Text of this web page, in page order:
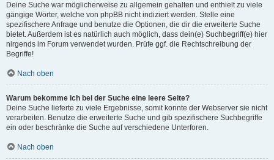
Deine Suche war möglicherweise zu allgemein gehalten und enthielt zu viele
gängige Wörter, welche von phpBB nicht indiziert werden. Stelle eine
spezifischere Anfrage und benutze die Optionen, die dir die erweiterte Suche
bietet. Außerdem ist es natürlich auch möglich, dass dein(e) Suchbegriff(e) hier
nirgends im Forum verwendet wurden. Prüfe ggf. die Rechtschreibung der
Begriffe!
Nach oben
Warum bekomme ich bei der Suche eine leere Seite?
Deine Suche lieferte zu viele Ergebnisse, somit konnte der Webserver sie nicht
verarbeiten. Benutze die erweiterte Suche und gib spezifischere Suchbegriffe
ein oder beschränke die Suche auf verschiedene Unterforen.
Nach oben